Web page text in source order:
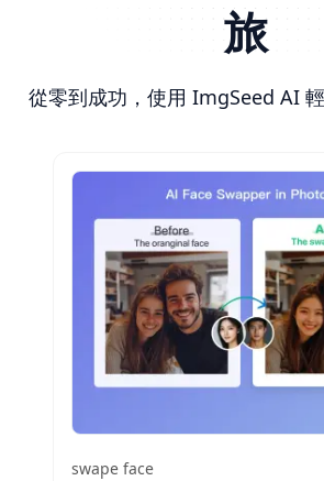
旅
從零到成功，使用 ImgSeed AI
swape face